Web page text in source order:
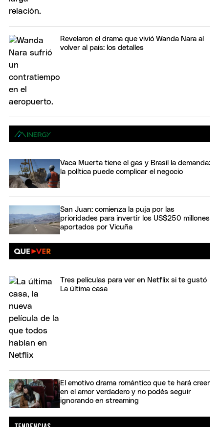
Revelaron el drama que vivió Wanda Nara al
volver al país: los detalles
Vaca Muerta tiene el gas y Brasil la demanda:
la política puede complicar el negocio
San Juan: comienza la puja por las
prioridades para invertir los US$250 millones
aportados por Vicuña
Tres películas para ver en Netflix si te gustó
La última casa
El emotivo drama romántico que te hará creer
en el amor verdadero y no podés seguir
ignorando en streaming